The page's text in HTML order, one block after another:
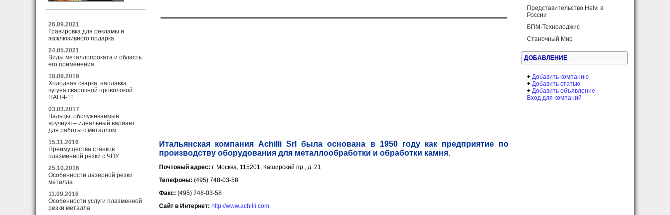
26.09.2021
Гравировка для рекламы и
эксклюзивного подарка
24.05.2021
Виды металлопроката и область
его применения
18.09.2019
Холодная сварка, наплавка
чугуна сварочной проволокой
ПАНЧ-11
03.03.2017
Вальцы, обслуживаемые
вручную – идеальный вариант
для работы с металлом
15.11.2016
Преимущества станков
плазменной резки с ЧПУ
25.10.2016
Особенности лазерной резки
металла
11.09.2016
Особенности услуги плазменной
резки металла
Итальянская компания Achilli Srl была основана в 1950 году как предприятие по
производству оборудования для металлообработки и обработки камня.
Почтовый адрес: г. Москва, 115201, Каширский пр., д. 21
Телефоны: (495) 748-03-58
Факс: (495) 748-03-58
Сайт в Интернет: http://www.achilli.com
Представительство Helvi в
России
БПМ-Технолоджис
Станочный Мир
ДОБАВЛЕНИЕ
+ Добавить компанию
+ Добавить статью
+ Добавить объявление
Вход для компаний